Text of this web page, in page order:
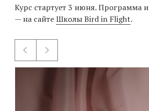
Курс стартует 3 июня. Программа
— на сайте Школы Bird in Flight.